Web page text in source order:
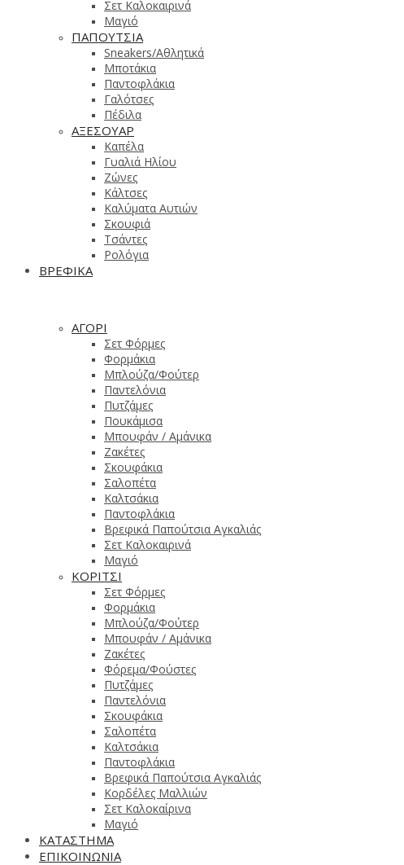
Σετ Καλοκαιρινά
Μαγιό
ΠΑΠΟΥΤΣΙΑ
Sneakers/Αθλητικά
Μποτάκια
Παντοφλάκια
Γαλότσες
Πέδιλα
ΑΞΕΣΟΥΑΡ
Καπέλα
Γυαλιά Ηλίου
Ζώνες
Κάλτσες
Καλύματα Αυτιών
Σκουφιά
Τσάντες
Ρολόγια
ΒΡΕΦΙΚΑ
ΑΓΟΡΙ
Σετ Φόρμες
Φορμάκια
Μπλούζα/Φούτερ
Παντελόνια
Πυτζάμες
Πουκάμισα
Μπουφάν / Αμάνικα
Ζακέτες
Σκουφάκια
Σαλοπέτα
Καλτσάκια
Παντοφλάκια
Βρεφικά Παπούτσια Αγκαλιάς
Σετ Καλοκαιρινά
Μαγιό
ΚΟΡΙΤΣΙ
Σετ Φόρμες
Φορμάκια
Μπλούζα/Φούτερ
Μπουφάν / Αμάνικα
Ζακέτες
Φόρεμα/Φούστες
Πυτζάμες
Παντελόνια
Σκουφάκια
Σαλοπέτα
Καλτσάκια
Παντοφλάκια
Βρεφικά Παπούτσια Αγκαλιάς
Κορδέλες Μαλλιών
Σετ Καλοκαίρινα
Μαγιό
ΚΑΤΑΣΤΗΜΑ
ΕΠΙΚΟΙΝΩΝΙΑ